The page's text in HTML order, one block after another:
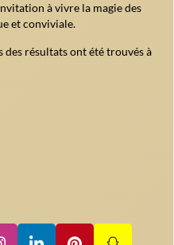
à vivre la magie des
et conviviale.
résultats ont été trouvés à